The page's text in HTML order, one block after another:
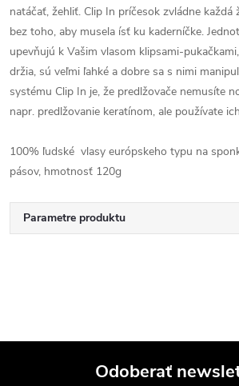
natáčať, žehliť. Clip In príčesok zvládne každá
bez toho, aby musela ísť ku kaderníčke.
upevňujú k Vašim vlasom klipsami-
držia, sú veľmi ľahké a dobre sa s nimi
systému Clip In je, že predlžovače nemusíte
napr. predlžovanie keratínom, ale používate
100% ľudské vlasy európskeho typu na
pásov, hmotnosť 120g
Parametre produktu
Odoberať